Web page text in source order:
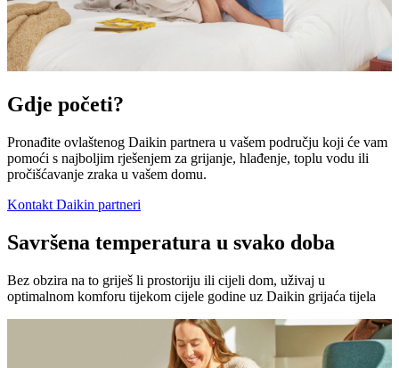
Gdje početi?
Pronađite ovlaštenog Daikin partnera u vašem području koji će vam
pomoći s najboljim rješenjem za grijanje, hlađenje, toplu vodu ili
pročišćavanje zraka u vašem domu.
Kontakt Daikin partneri
Savršena temperatura u svako doba
Bez obzira na to griješ li prostoriju ili cijeli dom, uživaj u
optimalnom komforu tijekom cijele godine uz Daikin grijaća tijela